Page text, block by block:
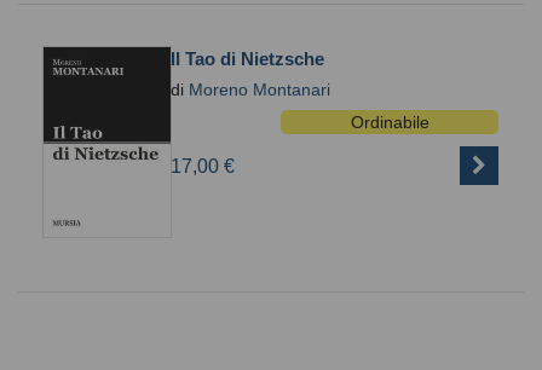
Il Tao di Nietzsche
di Moreno Montanari
Ordinabile
17,00 €